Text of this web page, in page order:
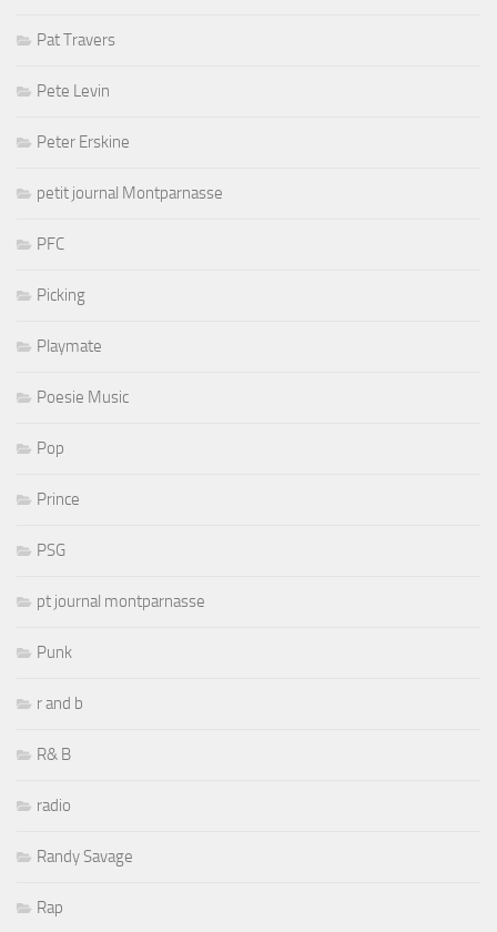
Pat Travers
Pete Levin
Peter Erskine
petit journal Montparnasse
PFC
Picking
Playmate
Poesie Music
Pop
Prince
PSG
pt journal montparnasse
Punk
r and b
R& B
radio
Randy Savage
Rap